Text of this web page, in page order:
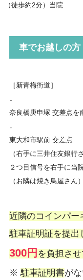
（徒歩約2分）当院
車でお越しの方
［新青梅街道］
↓
奈良橋庚申塚 交差点を
↓
東大和市駅前 交差点
（右手に三井住友銀行
２つ目信号を右手に当
（お隣は焼き鳥屋さん
近隣のコインパー
駐車証明証を提出
300円を負担させ
※ 駐車証明書が